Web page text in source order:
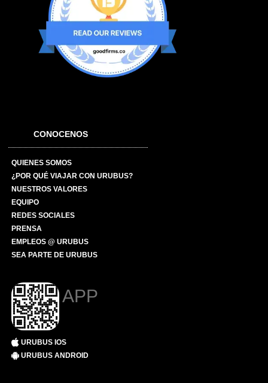
CONOCENOS
QUIENES SOMOS
¿POR QUÉ VIAJAR CON URUBUS?
NUESTROS VALORES
EQUIPO
REDES SOCIALES
PRENSA
EMPLEOS @ URUBUS
SEA PARTE DE URUBUS
APP
URUBUS IOS
URUBUS ANDROID